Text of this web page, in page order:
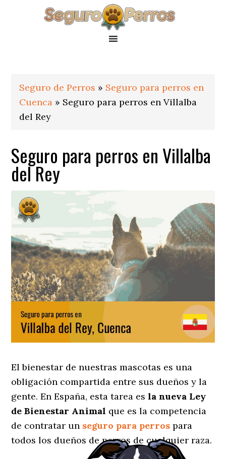
Seguro de Perros » Seguro para perros en
Cuenca » Seguro para perros en Villalba
del Rey
Seguro para perros en Villalba
del Rey
El bienestar de nuestras mascotas es una
obligación compartida entre sus dueños y la
gente. En España, esta tarea esla nueva Ley
de Bienestar Animal que es la competencia
de contratar un seguro para perros para
todos los dueños de perros de cualquier raza.